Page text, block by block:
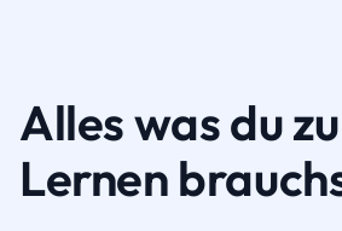
Alles was du
Lernen